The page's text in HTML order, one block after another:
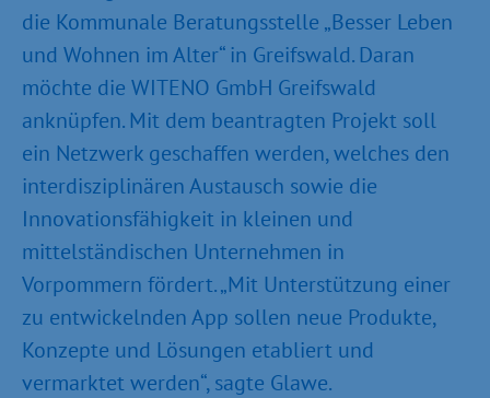
die Kommunale Beratungsstelle „Besser Leben
und Wohnen im Alter“ in Greifswald. Daran
möchte die WITENO GmbH Greifswald
anknüpfen. Mit dem beantragten Projekt soll
ein Netzwerk geschaffen werden, welches den
interdisziplinären Austausch sowie die
Innovationsfähigkeit in kleinen und
mittelständischen Unternehmen in
Vorpommern fördert. „Mit Unterstützung einer
zu entwickelnden App sollen neue Produkte,
Konzepte und Lösungen etabliert und
vermarktet werden“, sagte Glawe.